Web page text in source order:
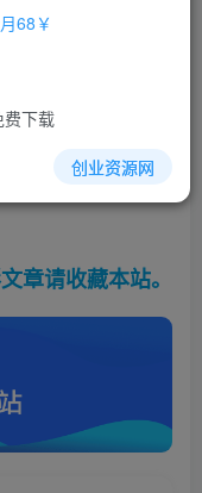
章请收藏本站。
68￥
费下载
创业资源网